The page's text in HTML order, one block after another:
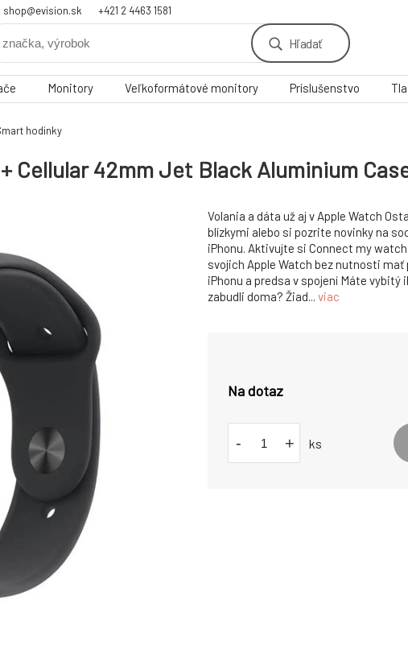
shop@evision.sk +421 2 4463 1581
Hľadať
Monitory Veľkoformátové monitory Príslušenstvo
hodinky
+ Cellular 42mm Jet Black Aluminium
Volania a dáta už aj v Apple Watch
blízkymi alebo si pozrite novinky na
iPhonu. Aktivujte si Connect my
svojich Apple Watch bez nutnosti mať
iPhonu a predsa v spojení Máte vybitý
zabudli doma? Žiad... viac
Na dotaz
- + ks